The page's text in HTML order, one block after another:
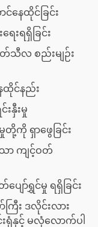
နေထိုင်ခြင်း
းရရှိခြင်း
သီလ စည်းမျဉ်း
ထိုင်နည်း
းနှီးမှု
တို့ကို ရှာဖွေခြင်း
ာ ကျင့်ဝတ်
ော်ရွှင်မှု ရရှိခြင်း
ကြီး ဒလိုင်းလား
ရုံနှင့် မလုံလောက်ပါ